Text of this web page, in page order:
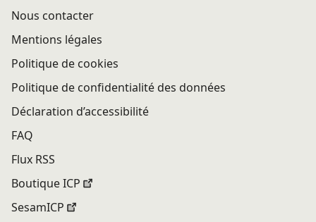
Nous contacter
Mentions légales
Politique de cookies
Politique de confidentialité des données
Déclaration d’accessibilité
FAQ
Flux RSS
Boutique ICP
SesamICP